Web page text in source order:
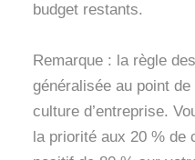
budget restants.
Remarque : la règle
généralisée au point
culture d’entreprise.
la priorité aux 20 % de